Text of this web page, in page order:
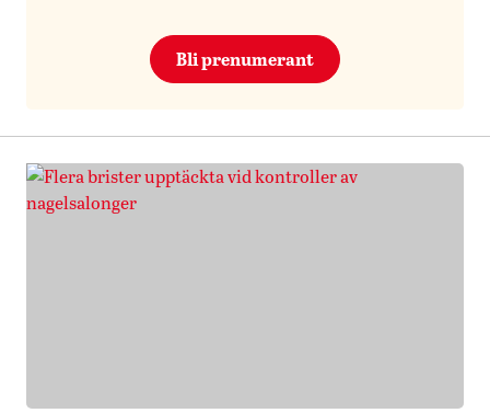
Bli prenumerant